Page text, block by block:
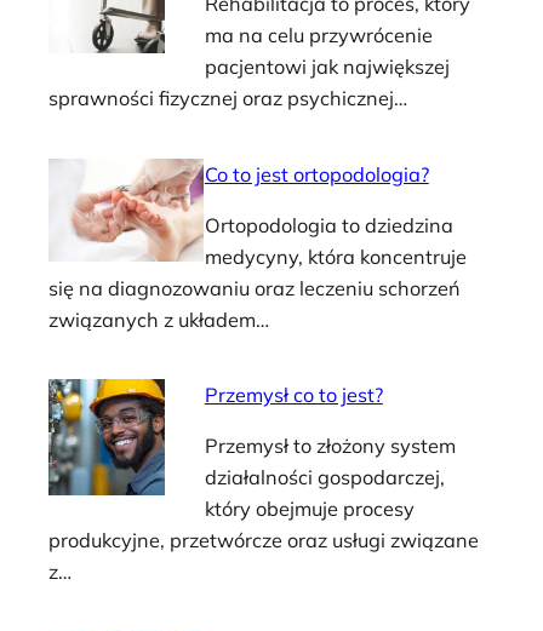
ma na celu przywrócenie
pacjentowi jak największej
sprawności fizycznej oraz psychicznej…
Co to jest ortopodologia?
Ortopodologia to dziedzina
medycyny, która koncentruje
się na diagnozowaniu oraz leczeniu schorzeń
związanych z układem…
Przemysł co to jest?
Przemysł to złożony system
działalności gospodarczej,
który obejmuje procesy
produkcyjne, przetwórcze oraz usługi związane
z…